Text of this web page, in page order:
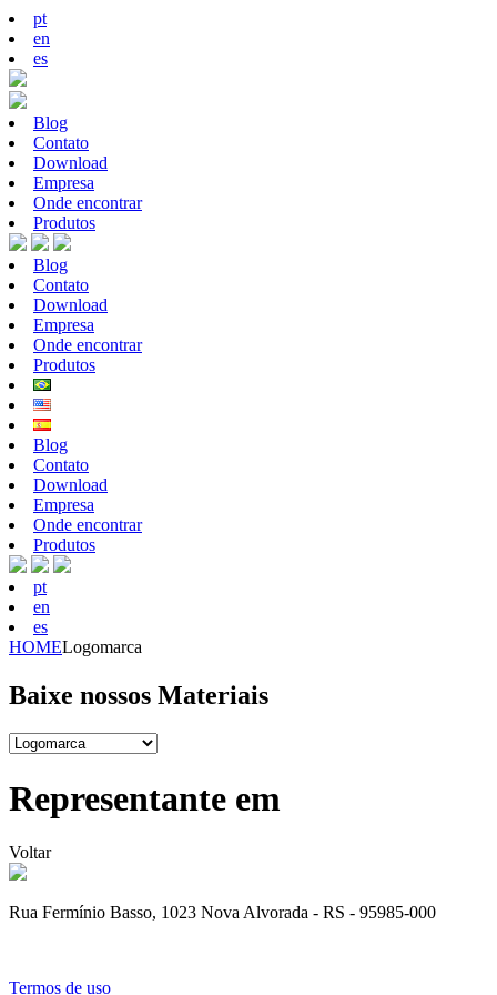
pt
en
es
Blog
Contato
Download
Empresa
Onde encontrar
Produtos
Blog
Contato
Download
Empresa
Onde encontrar
Produtos
Blog
Contato
Download
Empresa
Onde encontrar
Produtos
pt
en
es
HOMELogomarca
Baixe nossos Materiais
Representante em
Voltar
Rua Fermínio Basso, 1023 Nova Alvorada - RS - 95985-000
Termos de uso